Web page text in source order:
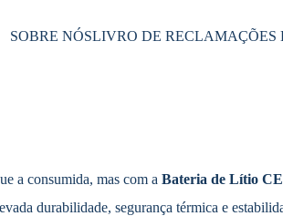
SOBRE NÓSLIVRO DE RECLAMAÇÕES
a consumida, mas com a Bateria de Lítio
durabilidade, segurança térmica e